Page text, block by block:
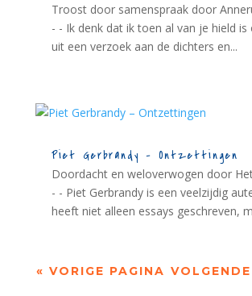
Troost door samenspraak door
- - Ik denk dat ik toen al van je hield is
uit een verzoek aan de dichters en...
Piet Gerbrandy – Ontzettingen
Doordacht en weloverwogen door
- - Piet Gerbrandy is een veelzijdig
heeft niet alleen essays geschreven,
« VORIGE PAGINA